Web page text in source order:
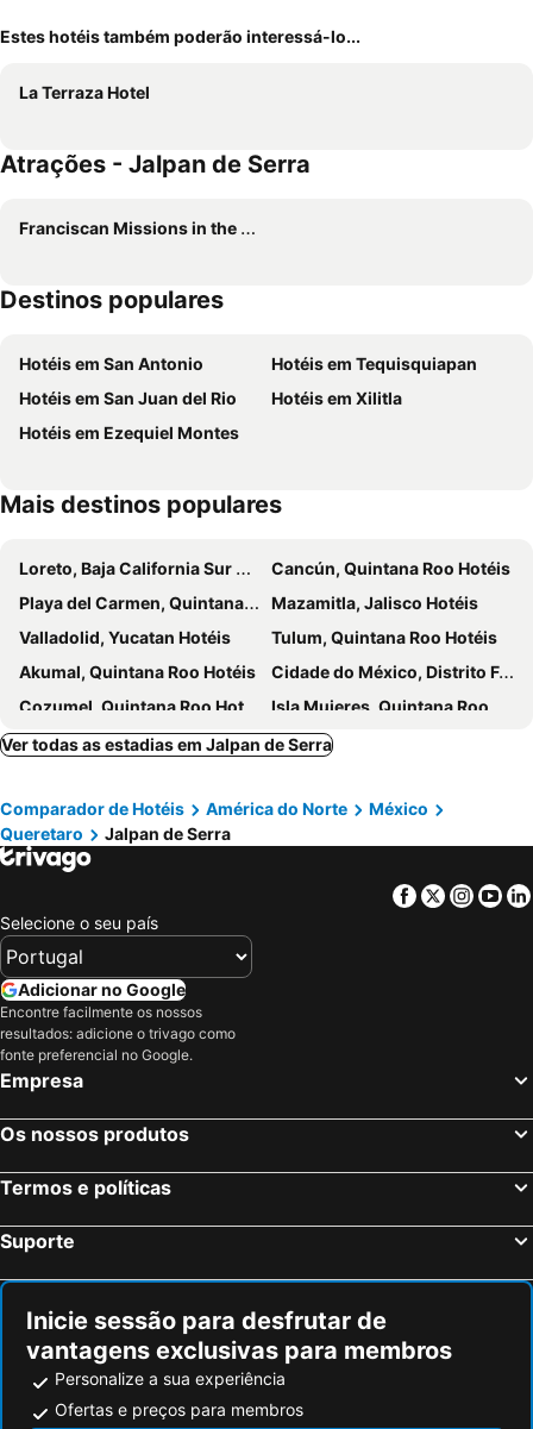
Estes hotéis também poderão interessá-lo...
La Terraza Hotel
Atrações - Jalpan de Serra
Franciscan Missions in the Sierra Gorda of Querétaro
Destinos populares
Hotéis em San Antonio
Hotéis em Tequisquiapan
Hotéis em San Juan del Rio
Hotéis em Xilitla
Hotéis em Ezequiel Montes
Mais destinos populares
Loreto, Baja California Sur Hotéis
Cancún, Quintana Roo Hotéis
Playa del Carmen, Quintana Roo Hotéis
Mazamitla, Jalisco Hotéis
Valladolid, Yucatan Hotéis
Tulum, Quintana Roo Hotéis
Akumal, Quintana Roo Hotéis
Cidade do México, Distrito Federal Hotéis
Cozumel, Quintana Roo Hotéis
Isla Mujeres, Quintana Roo Hotéis
Ver todas as estadias em Jalpan de Serra
Comparador de Hotéis América do Norte
México
Queretaro
Jalpan de Serra
Facebook
Twitter
Selecione o seu país
Adicionar no Google
Encontre facilmente os nossos
resultados: adicione o trivago como
fonte preferencial no Google.
Empresa
Os nossos produtos
Termos e políticas
Suporte
Inicie sessão para desfrutar de
vantagens exclusivas para membros
Personalize a sua experiência
Ofertas e preços para membros